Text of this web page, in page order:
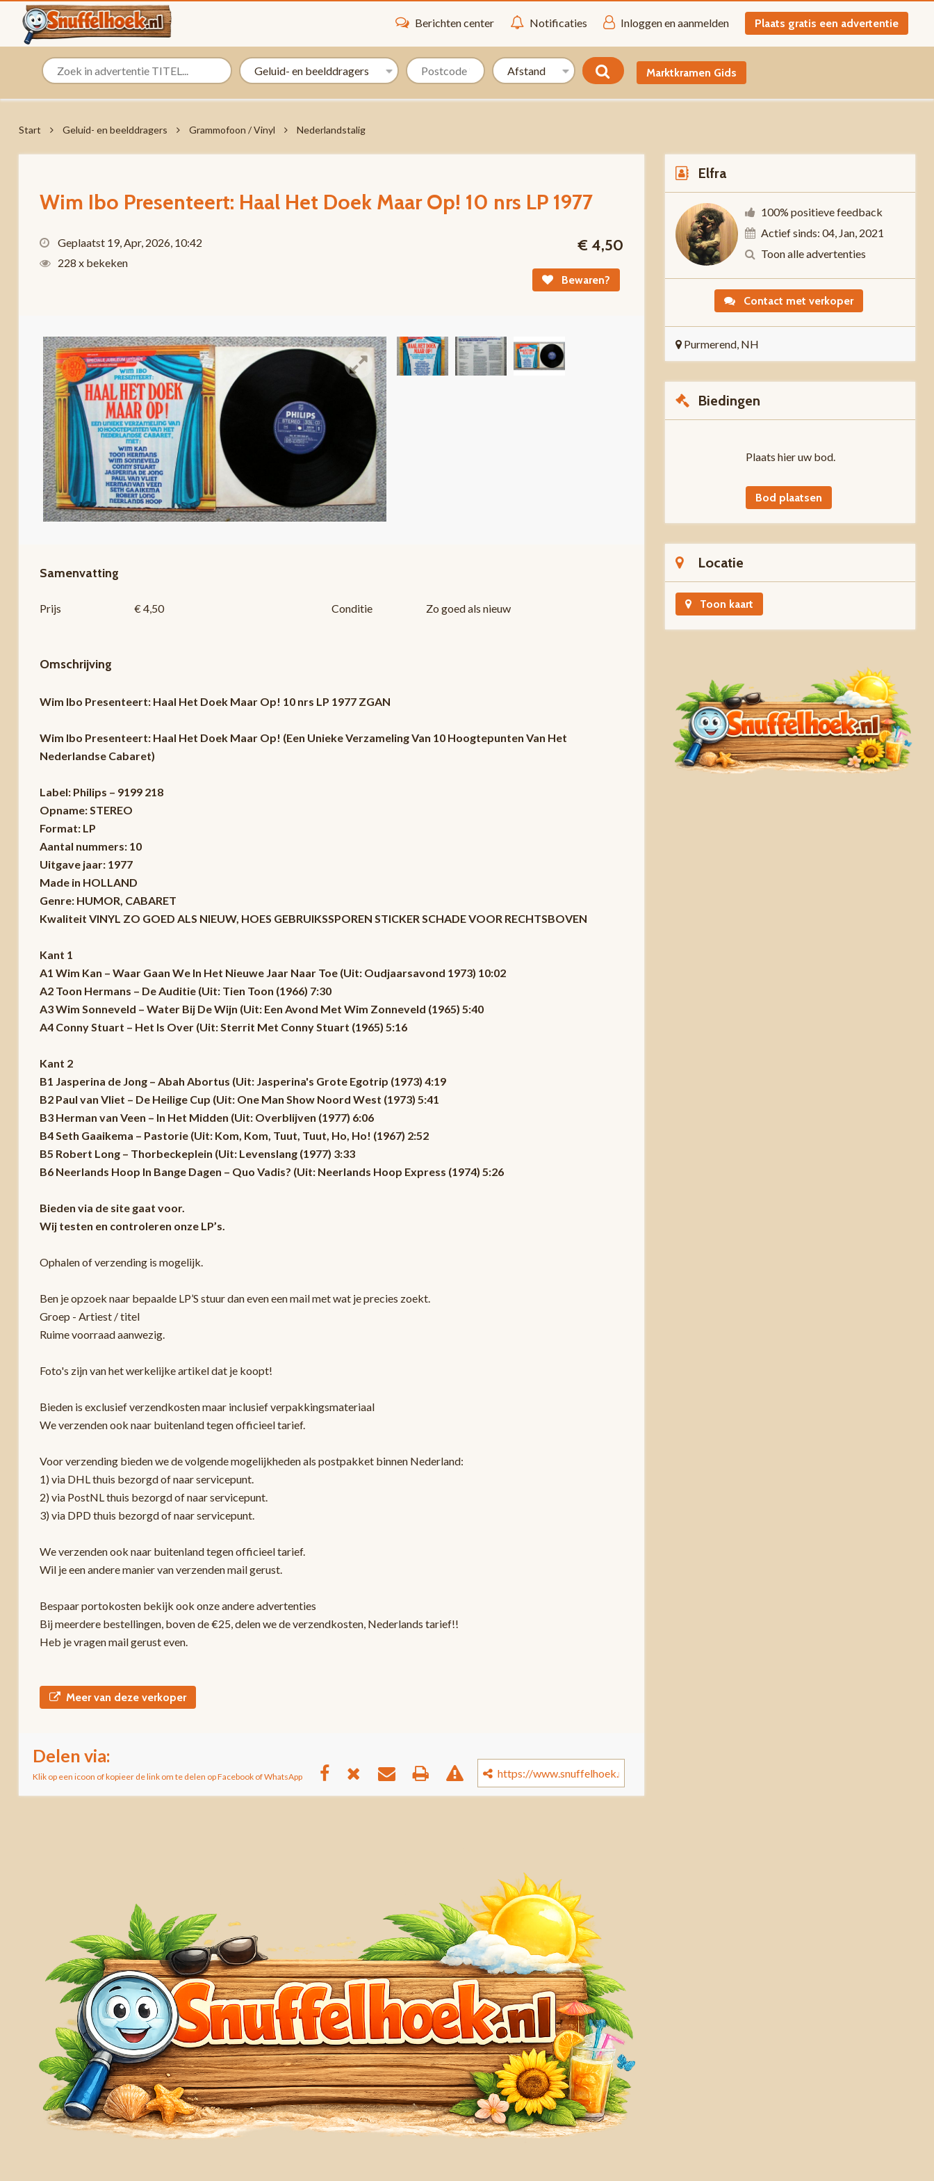
Berichten center Notificaties Inloggen en aanmelden Plaats gratis een advertentie
Marktkramen Gids
Start Geluid- en beelddragers Grammofoon / Vinyl Nederlandstalig
Wim Ibo Presenteert: Haal Het Doek Maar Op! 10 nrs LP 1977
Geplaatst 19, Apr, 2026, 10:42
228 x bekeken
€ 4,50
Bewaren?
Samenvatting
Prijs € 4,50 Conditie Zo goed als nieuw
Omschrijving
Wim Ibo Presenteert: Haal Het Doek Maar Op! 10 nrs LP 1977 ZGAN
Wim Ibo Presenteert: Haal Het Doek Maar Op! (Een Unieke Verzameling Van 10 Hoogtepunten Van Het
Nederlandse Cabaret)
Label: Philips – 9199 218
Opname: STEREO
Format: LP
Aantal nummers: 10
Uitgave jaar: 1977
Made in HOLLAND
Genre: HUMOR, CABARET
Kwaliteit VINYL ZO GOED ALS NIEUW, HOES GEBRUIKSSPOREN STICKER SCHADE VOOR RECHTSBOVEN
Kant 1
A1 Wim Kan – Waar Gaan We In Het Nieuwe Jaar Naar Toe (Uit: Oudjaarsavond 1973) 10:02
A2 Toon Hermans – De Auditie (Uit: Tien Toon (1966) 7:30
A3 Wim Sonneveld – Water Bij De Wijn (Uit: Een Avond Met Wim Zonneveld (1965) 5:40
A4 Conny Stuart – Het Is Over (Uit: Sterrit Met Conny Stuart (1965) 5:16
Kant 2
B1 Jasperina de Jong – Abah Abortus (Uit: Jasperina's Grote Egotrip (1973) 4:19
B2 Paul van Vliet – De Heilige Cup (Uit: One Man Show Noord West (1973) 5:41
B3 Herman van Veen – In Het Midden (Uit: Overblijven (1977) 6:06
B4 Seth Gaaikema – Pastorie (Uit: Kom, Kom, Tuut, Tuut, Ho, Ho! (1967) 2:52
B5 Robert Long – Thorbeckeplein (Uit: Levenslang (1977) 3:33
B6 Neerlands Hoop In Bange Dagen – Quo Vadis? (Uit: Neerlands Hoop Express (1974) 5:26
Bieden via de site gaat voor.
Wij testen en controleren onze LP’s.
Ophalen of verzending is mogelijk.
Ben je opzoek naar bepaalde LP’S stuur dan even een mail met wat je precies zoekt.
Groep - Artiest / titel
Ruime voorraad aanwezig.
Foto's zijn van het werkelijke artikel dat je koopt!
Bieden is exclusief verzendkosten maar inclusief verpakkingsmateriaal
We verzenden ook naar buitenland tegen officieel tarief.
Voor verzending bieden we de volgende mogelijkheden als postpakket binnen Nederland:
1) via DHL thuis bezorgd of naar servicepunt.
2) via PostNL thuis bezorgd of naar servicepunt.
3) via DPD thuis bezorgd of naar servicepunt.
We verzenden ook naar buitenland tegen officieel tarief.
Wil je een andere manier van verzenden mail gerust.
Bespaar portokosten bekijk ook onze andere advertenties
Bij meerdere bestellingen, boven de €25, delen we de verzendkosten, Nederlands tarief!!
Heb je vragen mail gerust even.
Meer van deze verkoper
Delen via:
Klik op een icoon of kopieer de link om te delen op Facebook of WhatsApp
Elfra
100% positieve feedback
Actief sinds: 04, Jan, 2021
Toon alle advertenties
Contact met verkoper
Purmerend, NH
Biedingen
Plaats hier uw bod.
Bod plaatsen
Locatie
Toon kaart